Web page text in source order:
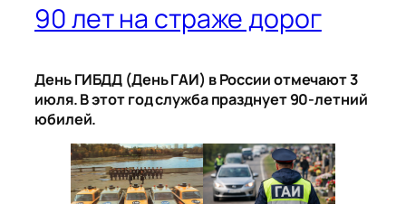
90 лет на страже дорог
День ГИБДД (День ГАИ) в России отмечают 3
июля. В этот год служба празднует 90-летний
юбилей.